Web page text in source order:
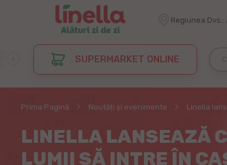
Regiunea Dvs.:
SUPERMARKET ONLINE
Prima Pagină Noutăți și evenimente Linella
LINELLA LANSEAZĂ
LUMII SĂ INTRE ÎN